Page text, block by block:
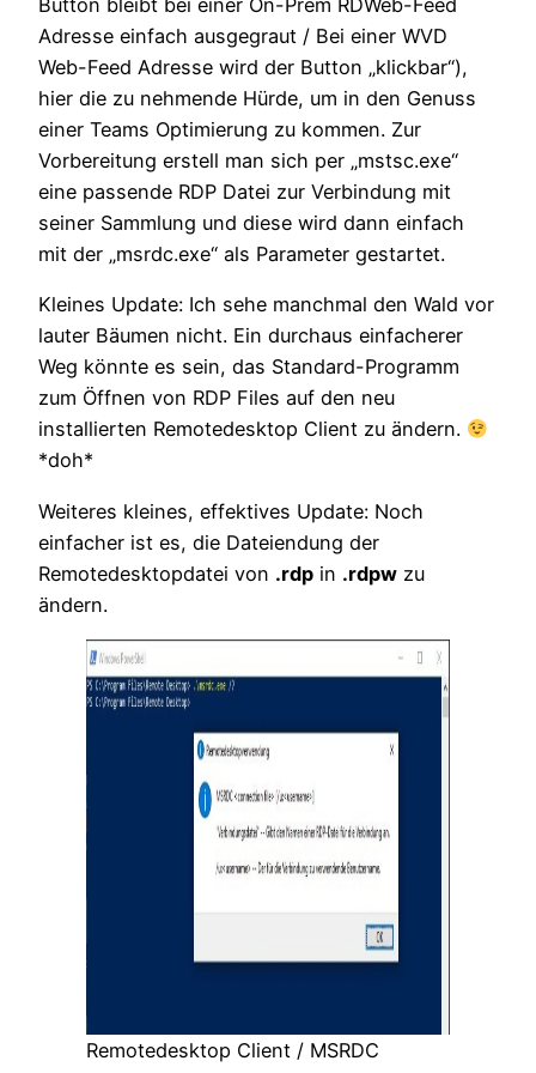
Button bleibt bei einer On-Prem RDWeb-Feed
Adresse einfach ausgegraut / Bei einer WVD
Web-Feed Adresse wird der Button „klickbar“),
hier die zu nehmende Hürde, um in den Genuss
einer Teams Optimierung zu kommen. Zur
Vorbereitung erstell man sich per „mstsc.exe“
eine passende RDP Datei zur Verbindung mit
seiner Sammlung und diese wird dann einfach
mit der „msrdc.exe“ als Parameter gestartet.
Kleines Update: Ich sehe manchmal den Wald vor
lauter Bäumen nicht. Ein durchaus einfacherer
Weg könnte es sein, das Standard-Programm
zum Öffnen von RDP Files auf den neu
installierten Remotedesktop Client zu ändern.
*doh*
Weiteres kleines, effektives Update: Noch
einfacher ist es, die Dateiendung der
Remotedesktopdatei von .rdp in .rdpw zu
ändern.
Remotedesktop Client / MSRDC